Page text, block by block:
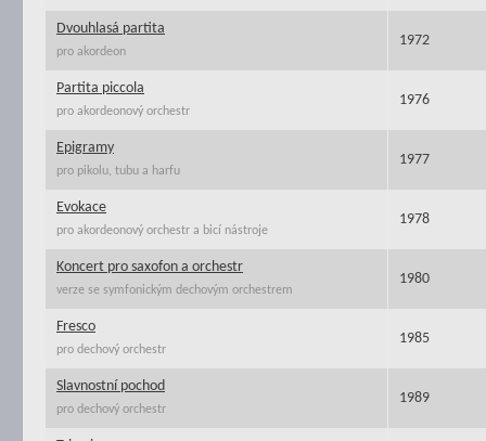
Dvouhlasá partita
pro akordeon
1972
Partita piccola
pro akordeonový orchestr
1976
Epigramy
pro pikolu, tubu a harfu
1977
Evokace
pro akordeonový orchestr a bicí nástroje
1978
Koncert pro saxofon a orchestr
verze se symfonickým dechovým orchestrem
1980
Fresco
pro dechový orchestr
1985
Slavnostní pochod
pro dechový orchestr
1989